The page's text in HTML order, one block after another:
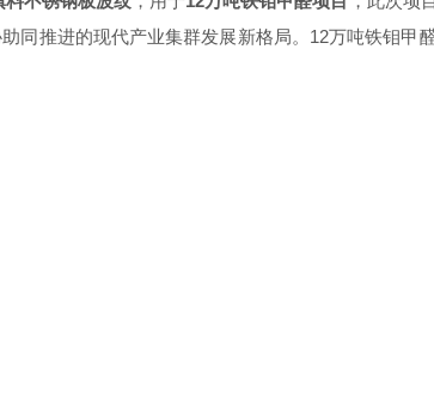
同推进的现代产业集群发展新格局。12万吨铁钼甲